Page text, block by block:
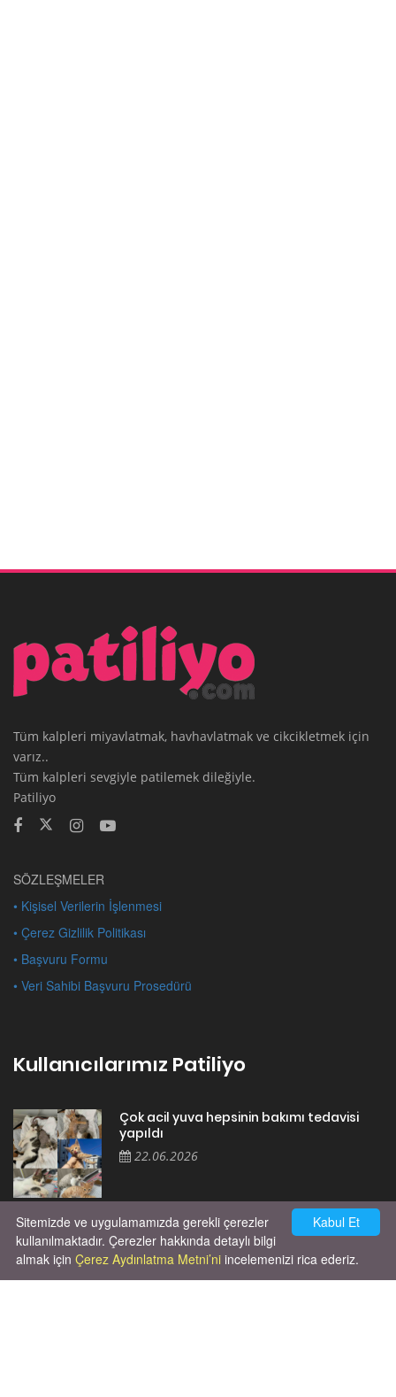
Tüm kalpleri miyavlatmak, havhavlatmak ve cikcikletmek için
varız..
Tüm kalpleri sevgiyle patilemek dileğiyle.
Patiliyo
SÖZLEŞMELER
• Kişisel Verilerin İşlenmesi
• Çerez Gizlilik Politikası
• Başvuru Formu
• Veri Sahibi Başvuru Prosedürü
Kullanıcılarımız Patiliyo
Çok acil yuva hepsinin bakımı tedavisi
yapıldı
22.06.2026
Cok huysal asla tırmalama huyu yok yeni
kısırlastırdım tuvalet egitimi de var
kumundan baska yere ya...
02.03.2026
Kabul Et
Sitemizde ve uygulamamızda gerekli çerezler
kullanılmaktadır. Çerezler hakkında detaylı bilgi
almak için Çerez Aydınlatma Metni’ni incelemenizi rica ederiz.